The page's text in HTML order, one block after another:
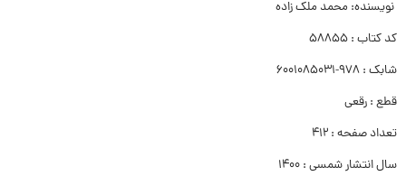
نویسنده: محمد ملک زاده
کد کتاب : 58855
شابک : 978-6001085031
قطع : رقعی
تعداد صفحه : 412
سال انتشار شمسی : 1400